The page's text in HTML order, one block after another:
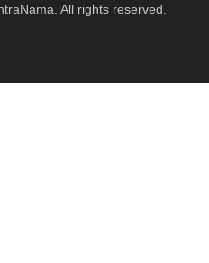
All rights reserved.